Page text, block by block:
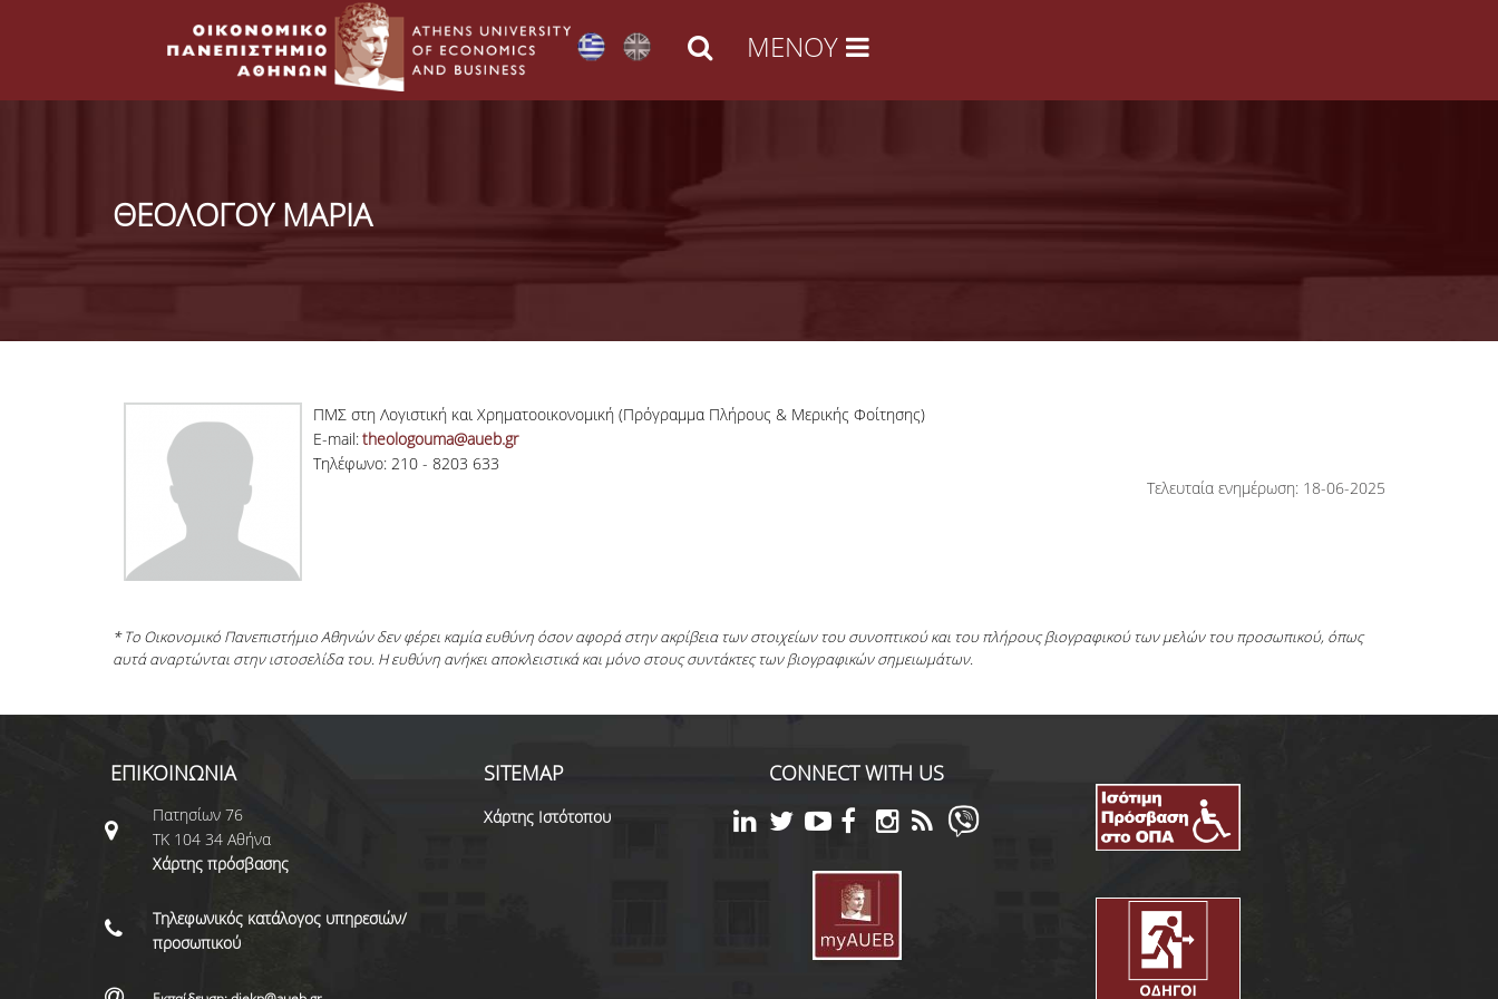
ΘΕΟΛΟΓΟΥ ΜΑΡΙΑ
ΠΜΣ στη Λογιστική και Χρηματοοικονομική (Πρόγραμμα Πλήρους & Μερικής Φοίτησης)
E-mail:theologouma@aueb.gr
Τηλέφωνο: 210 - 8203 633
Τελευταία ενημέρωση: 18-06-2025
* Το Οικονομικό Πανεπιστήμιο Αθηνών δεν φέρει καμία ευθύνη όσον αφορά στην ακρίβεια των στοιχείων του συνοπτικού και του πλήρους βιογραφικού των μελών του προσωπικού, όπως
αυτά αναρτώνται στην ιστοσελίδα του. Η ευθύνη ανήκει αποκλειστικά και μόνο στους συντάκτες των βιογραφικών σημειωμάτων.
ΕΠΙΚΟΙΝΩΝΙΑ
Πατησίων 76
ΤΚ 104 34 Αθήνα
Χάρτης πρόσβασης
Τηλεφωνικός κατάλογος υπηρεσιών/
προσωπικού
SITEMAP
Χάρτης Ιστότοπου
CONNECT WITH US